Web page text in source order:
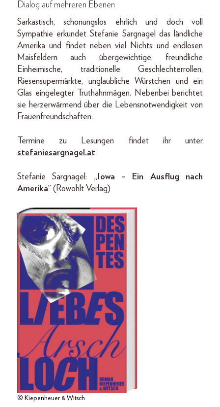
Dialog auf mehreren Ebenen
Sarkastisch, schonungslos ehrlich und doch voll
Sympathie erkundet Stefanie Sargnagel das ländliche
Amerika und findet neben viel Nichts und endlosen
Maisfeldern auch übergewichtige, freundliche
Einheimische, traditionelle Geschlechterrollen,
Riesensupermärkte, unglaubliche Würstchen und ein
Glas eingelegter Truthahnmägen. Nebenbei berichtet
sie herzerwärmend über die Lebensnotwendigkeit von
Frauenfreundschaften.
Termine zu Lesungen findet ihr unter
stefaniesargnagel .at
Stefanie Sargnagel: „ Iowa – Ein Ausflug nach
Amerika” (Rowohlt Verlag)
© Kiepenheuer & Witsch